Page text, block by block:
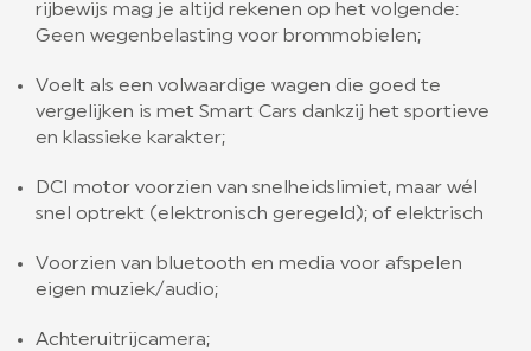
rijbewijs mag je altijd rekenen op het volgende:
Geen wegenbelasting voor brommobielen;
Voelt als een volwaardige wagen die goed te
vergelijken is met Smart Cars dankzij het sportieve
en klassieke karakter;
DCI motor voorzien van snelheidslimiet, maar wél
snel optrekt (elektronisch geregeld); of elektrisch
Voorzien van bluetooth en media voor afspelen
eigen muziek/audio;
Achteruitrijcamera;